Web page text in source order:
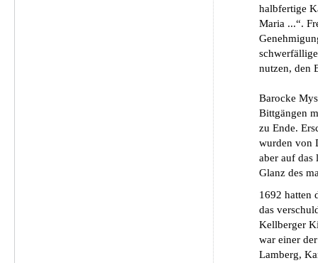
halbfertige
Maria ...“.
nutzen, den
Barocke
Bittgängen
zu Ende.
wurden von
aber auf das
Glanz des
1692 hatten
das
Kellberger
war einer
Lamberg,